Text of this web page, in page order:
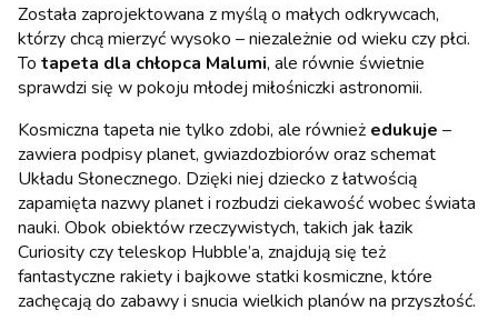
Została zaprojektowana z myślą o małych odkrywcach,
którzy chcą mierzyć wysoko – niezależnie od wieku czy płci.
To tapeta dla chłopca Malumi, ale równie świetnie
sprawdzi się w pokoju młodej miłośniczki astronomii.
Kosmiczna tapeta nie tylko zdobi, ale również edukuje –
zawiera podpisy planet, gwiazdozbiorów oraz schemat
Układu Słonecznego. Dzięki niej dziecko z łatwością
zapamięta nazwy planet i rozbudzi ciekawość wobec świata
nauki. Obok obiektów rzeczywistych, takich jak łazik
Curiosity czy teleskop Hubble’a, znajdują się też
fantastyczne rakiety i bajkowe statki kosmiczne, które
zachęcają do zabawy i snucia wielkich planów na przyszłość.